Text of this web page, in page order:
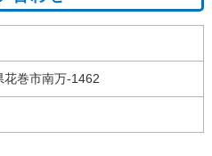
巻市南万-1462